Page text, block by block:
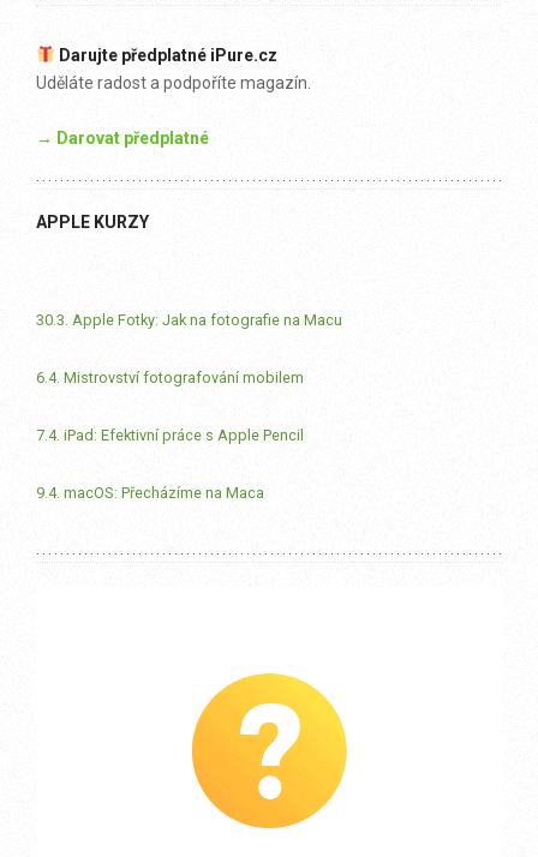
Darujte předplatné iPure.cz
Uděláte radost a podpoříte magazín.
→ Darovat předplatné
APPLE KURZY
30.3. Apple Fotky: Jak na fotografie na Macu
6.4. Mistrovství fotografování mobilem
7.4. iPad: Efektivní práce s Apple Pencil
9.4. macOS: Přecházíme na Maca